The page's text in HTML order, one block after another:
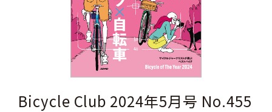
Bicycle Club 2024年5月号 No.455